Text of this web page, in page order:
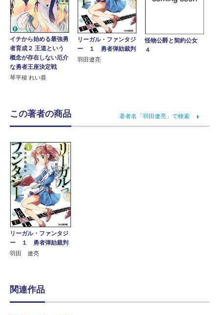
イチから始める最強勇
者育成２ 王道という
概念が存在しない厄介
な勇者王座決定戦
琴平稜 れい亜
リーガル・ファンタジ
ー １ 勇者弾劾裁判
羽田遼亮
怪物公爵と契約公女
４
この著者の商品 著者名「羽田遼亮」で検索
リーガル・ファンタジ
ー １ 勇者弾劾裁判
羽田 遼亮
関連作品